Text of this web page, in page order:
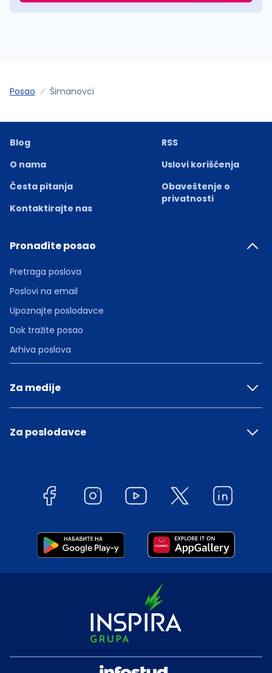
Posao Šimanovci
Blog
O nama
Česta pitanja
Kontaktirajte nas
RSS
Uslovi korišćenja
Obaveštenje o
privatnosti
Pronađite posao
Pretraga poslova
Poslovi na email
Upoznajte poslodavce
Dok tražite posao
Arhiva poslova
Za medije
Za poslodavce